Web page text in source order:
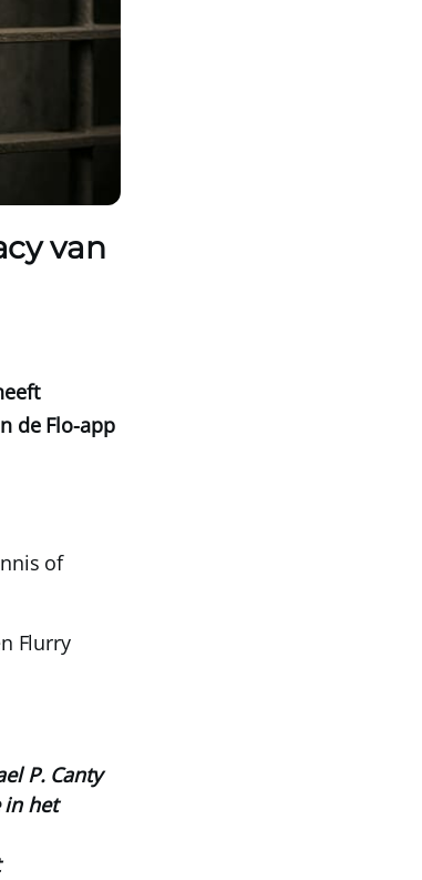
van
de Flo-app
of
Flurry
P. Canty
in het